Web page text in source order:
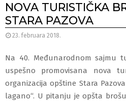
NOVA TURISTIČKA
STARA PAZOVA
23. februara 2018.
Na 40. Međunarodnom sajmu
uspešno promovisana nova
organizacija opštine Stara
lagano“. U pitanju je opšta